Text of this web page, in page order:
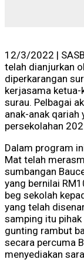
12/3/2022 |
telah dianjurkan
diperkarangan
kerjasama
surau. Pelbagai
anak-anak qariah
persekolahan
Dalam program
Mat telah
sumbangan
yang bernilai
beg sekolah
yang telah
samping itu
gunting rambut
secara percuma
menyediakan